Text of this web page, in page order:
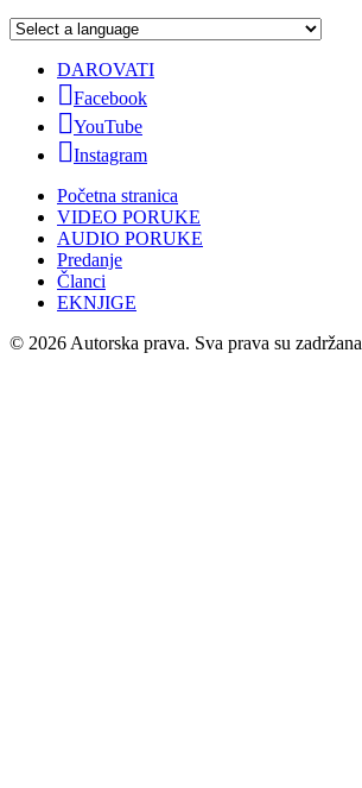
DAROVATI
Facebook
YouTube
Instagram
Početna stranica
VIDEO PORUKE
AUDIO PORUKE
Predanje
Članci
EKNJIGE
© 2026 Autorska prava. Sva prava su zadržana